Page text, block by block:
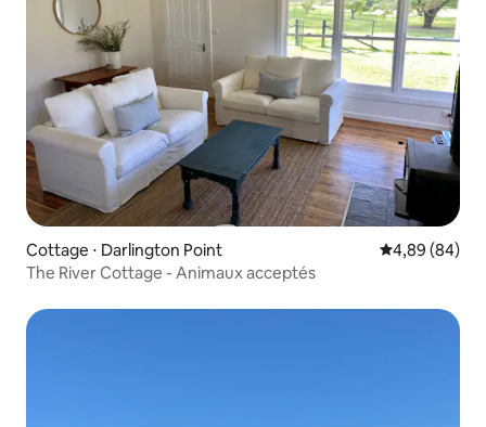
Cottage ⋅ Darlington Point Évaluation
4,89 (84)
The River Cottage - Animaux acceptés